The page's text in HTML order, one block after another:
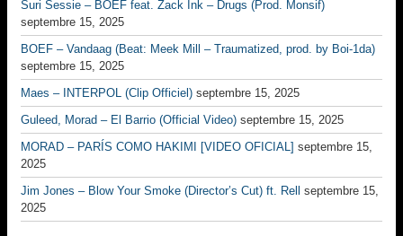
Suri Sessie – BOEF feat. Zack Ink – Drugs (Prod. Monsif)
septembre 15, 2025
BOEF – Vandaag (Beat: Meek Mill – Traumatized, prod. by Boi-1da)
septembre 15, 2025
Maes – INTERPOL (Clip Officiel) septembre 15, 2025
Guleed, Morad – El Barrio (Official Video) septembre 15, 2025
MORAD – PARÍS COMO HAKIMI [VIDEO OFICIAL] septembre 15,
2025
Jim Jones – Blow Your Smoke (Director’s Cut) ft. Rell
septembre 15,
2025